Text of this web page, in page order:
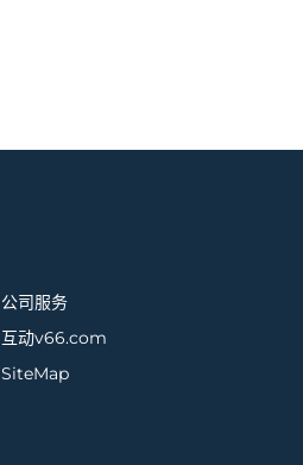
公司服务
互动v66.com
SiteMap